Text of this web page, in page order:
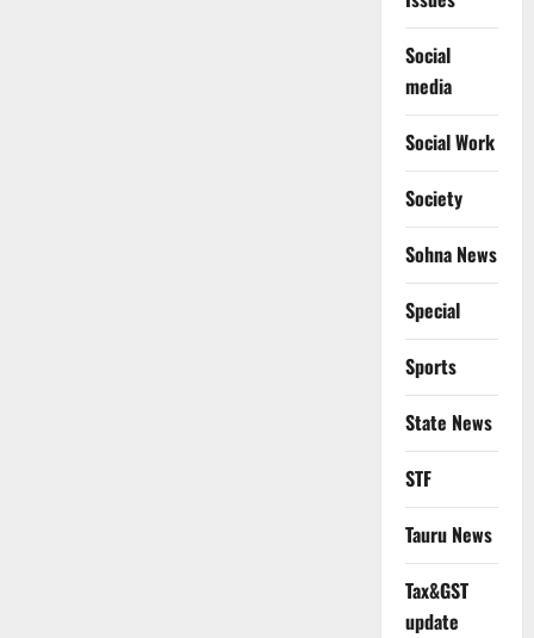
Social
media
Social Work
Society
Sohna News
Special
Sports
State News
STF
Tauru News
Tax&GST
update